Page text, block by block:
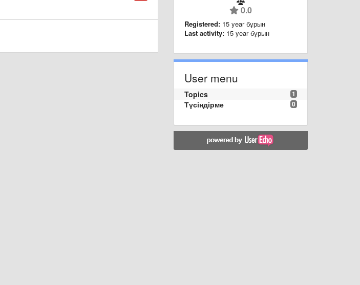
0.0
Registered: 15 year бұрын
Last activity: 15 year бұрын
User menu
1
Topics
0
Түсіндірме